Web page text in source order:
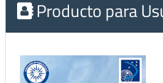
Producto para